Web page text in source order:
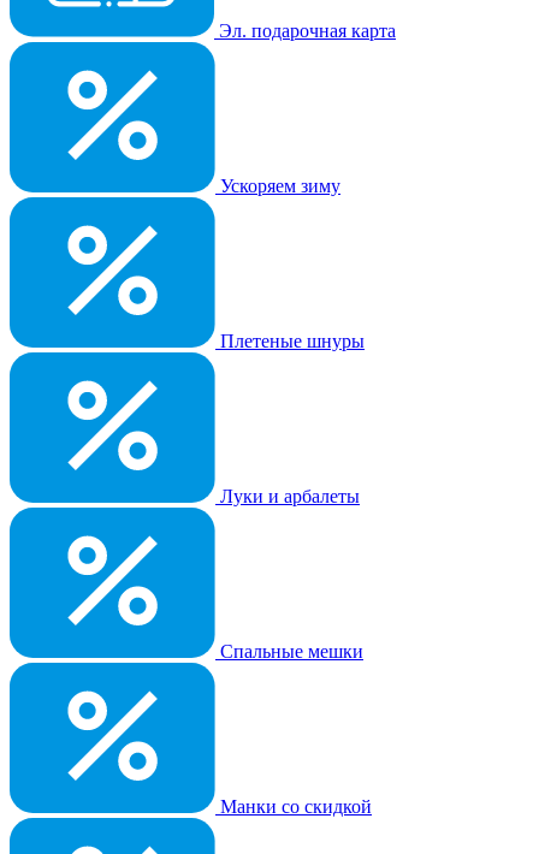
Эл. подарочная карта
Ускоряем зиму
Плетеные шнуры
Луки и арбалеты
Спальные мешки
Манки со скидкой